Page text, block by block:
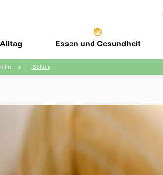
Essen und Gesundheit
Stillen